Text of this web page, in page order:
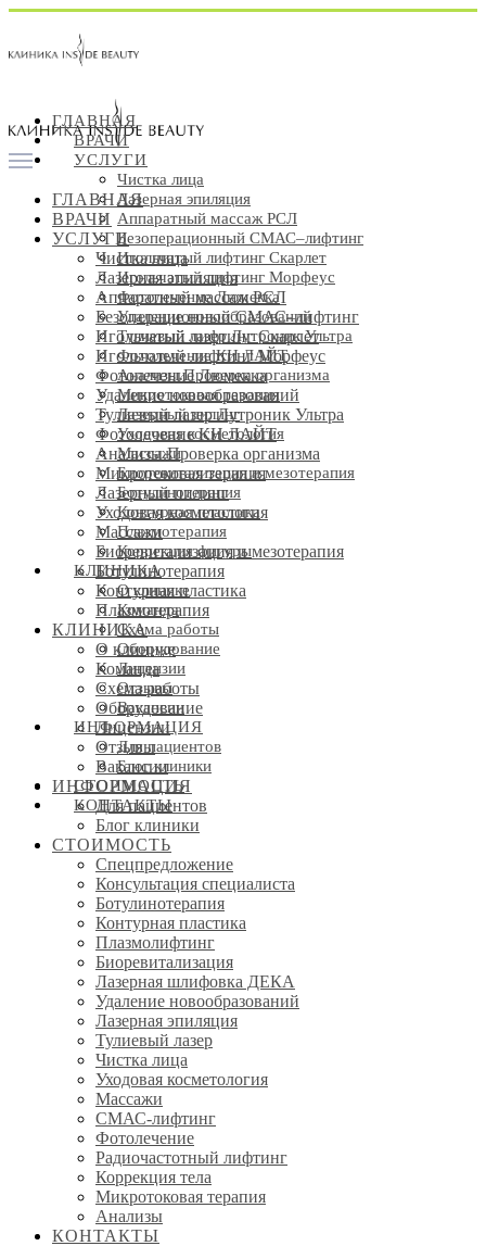
ГЛАВНАЯ
ВРАЧИ
УСЛУГИ
Чистка лица
Лазерная эпиляция
Аппаратный массаж РСЛ
Безоперационный СМАС–лифтинг
Игольчатый лифтинг Скарлет
Игольчатый лифтинг Морфеус
Фотолечение Люмекка
Удаление новообразований
Тулиевый лазер Лутроник Ультра
Фотолечение КН ЛАЙТ
Анализы.Проверка организма
Микротоковая терапия
Лазерный пилинг
Уходовая косметология
Массажи
Биоревитализация и мезотерапия
Ботулинотерапия
Контурная пластика
Плазмотерапия
Коррекция фигуры
КЛИНИКА
О клинике
Команда
Схема работы
Оборудование
Лицензии
Отзывы
Вакансии
ИНФОРМАЦИЯ
Для пациентов
Блог клиники
СТОИМОСТЬ
КОНТАКТЫ
ГЛАВНАЯ
ВРАЧИ
УСЛУГИ
Чистка лица
Лазерная эпиляция
Аппаратный массаж РСЛ
Безоперационный СМАС–лифтинг
Игольчатый лифтинг Скарлет
Игольчатый лифтинг Морфеус
Фотолечение Люмекка
Удаление новообразований
Тулиевый лазер Лутроник Ультра
Фотолечение КН ЛАЙТ
Анализы.Проверка организма
Микротоковая терапия
Лазерный пилинг
Уходовая косметология
Массажи
Биоревитализация и мезотерапия
Ботулинотерапия
Контурная пластика
Плазмотерапия
КЛИНИКА
О клинике
Команда
Схема работы
Оборудование
Лицензии
Отзывы
Вакансии
ИНФОРМАЦИЯ
Для пациентов
Блог клиники
СТОИМОСТЬ
Спецпредложение
Консультация специалиста
Ботулинотерапия
Контурная пластика
Плазмолифтинг
Биоревитализация
Лазерная шлифовка ДЕКА
Удаление новообразований
Лазерная эпиляция
Тулиевый лазер
Чистка лица
Уходовая косметология
Массажи
СМАС-лифтинг
Фотолечение
Радиочастотный лифтинг
Коррекция тела
Микротоковая терапия
Анализы
КОНТАКТЫ